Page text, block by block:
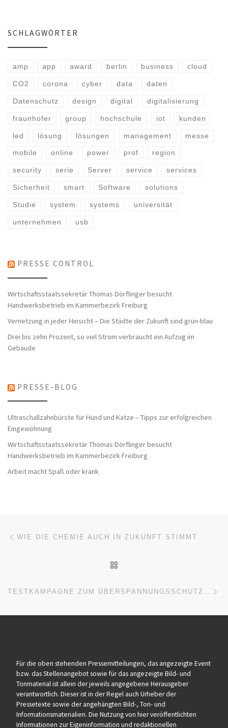
SCHLAGWÖRTER
amp app award berlin business cloud
CO2 corona cyber data daten
Datenschutz design digital digitalisierung
fraunhofer group hochschule iot kunden
led lösung lösungen management messe
mobile online power prof region
security serie Server service services
Sicherheit smart Software solutions
Studie system systems universität
unternehmen usb
PRESSE CONTROL
Wirtschaftsstaatssekretär Thomas Dörflinger besucht
Handwerksbetrieb im Kammerbezirk Freiburg
Vernetzung in jeder Hinsicht – Die Städte der Zukunft sind grün-blau
Drei bis zehn Prozent, so viel Strom verbraucht ein Aufzug im
Gebäude
PRESSE-BLOG
Ultraschallzahnbürste für Hund und Katze – Tipps zur erfolgreichen
Eingewöhnung
Wirtschaftsstaatssekretär Thomas Dörflinger besucht
Handwerksbetrieb im Kammerbezirk Freiburg
Arbeit macht Spaß oder krank
Beitragsnavigation
WIE DIE CHEMIE AUCH IN ZUKUNFT STIMMT
TESTKAMPAGNE ZUM ÜBERSPANNUNGSSCHUTZ UNTER REALEN BEDINGUNGEN
Für die oben stehenden Pressemitteilungen, das angezeigte Event
bzw. das Stellenangebot sowie für das angezeigte Bild- und
Tonmaterial ist allein der jeweils angegebene Herausgeber
verantwortlich. Dieser ist in der Regel auch Urheber der
Pressetexte sowie der angehängten Bild-, Ton- und
Informationsmaterialien. Die Nutzung von hier veröffentlichten
Informationen zur Eigeninformation und redaktionellen